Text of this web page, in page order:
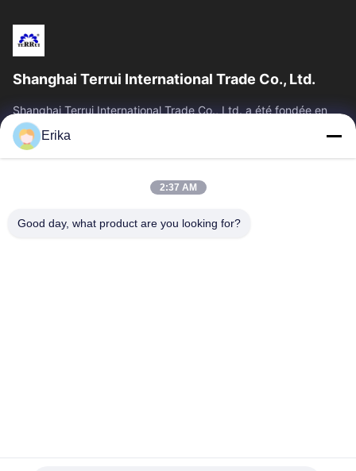
Shanghai Terrui International Trade Co., Ltd.
Shanghai Terrui International Trade Co., Ltd. a été fondée en
2002, spécialisée dans le développement, la fabrication et la
vente d'équipements...
Liens Rapides
Produits
À Propos De Nous
Contrôle De Qualité
Erika
2:37 AM
Good day, what product are you looking for?